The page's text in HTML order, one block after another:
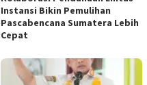
Instansi Bikin Pemulihan
Pascabencana Sumatera Lebih
Cepat